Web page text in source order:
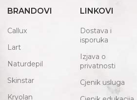
BRANDOVI
Callux
Lart
Naturdepil
Skinstar
Kryolan
LINKOVI
Dostava i
isporuka
Izjava o
privatnosti
Cjenik usluga